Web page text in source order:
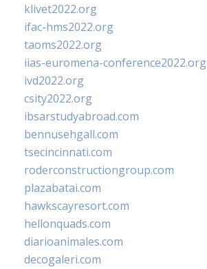
klivet2022.org
ifac-hms2022.org
taoms2022.org
iias-euromena-conference2022.org
ivd2022.org
csity2022.org
ibsarstudyabroad.com
bennusehgall.com
tsecincinnati.com
roderconstructiongroup.com
plazabatai.com
hawkscayresort.com
hellonquads.com
diarioanimales.com
decogaleri.com